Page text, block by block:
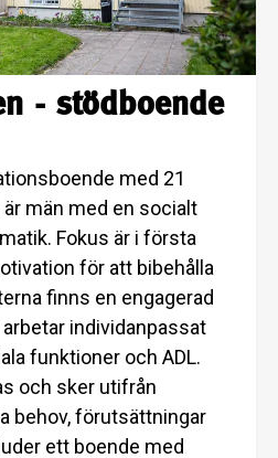
- stödboende
med 21
män med en socialt
Fokus är i första
för att bibehålla
finns en engagerad
individanpassat
funktioner och ADL.
och sker utifrån
behov, förutsättningar
ett boende med